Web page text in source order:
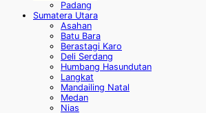
Padang
Sumatera Utara
Asahan
Batu Bara
Berastagi Karo
Deli Serdang
Humbang Hasundutan
Langkat
Mandailing Natal
Medan
Nias